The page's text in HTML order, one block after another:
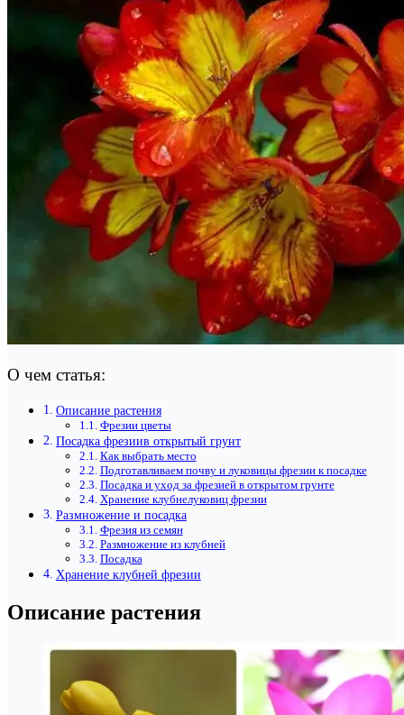
О чем статья:
Описание растения
Фрезии цветы
Посадка фрезиив открытый грунт
Как выбрать место
Подготавливаем почву и луковицы фрезии к посадке
Посадка и уход за фрезией в открытом грунте
Хранение клубнелуковиц фрезии
Размножение и посадка
Фрезия из семян
Размножение из клубней
Посадка
Хранение клубней фрезии
Описание растения